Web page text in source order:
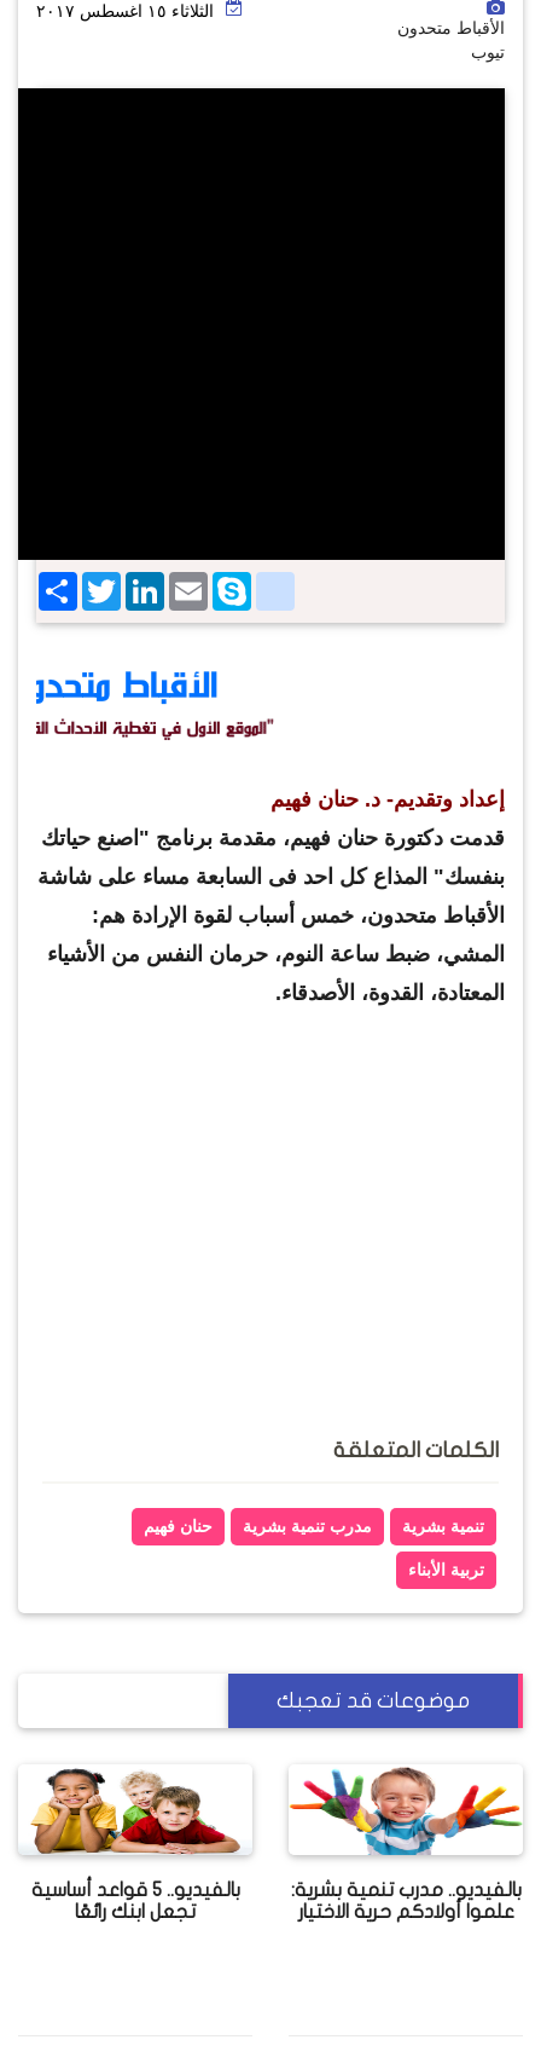
الأقباط متحدون
تيوب
الثلاثاء ١٥ اغسطس ٢٠١٧
ShareTwitterLinkedIn EmailSkype
google_bookmarks
إعداد وتقديم- د. حنان فهيم
قدمت دكتورة حنان فهيم، مقدمة برنامج "اصنع حياتك
بنفسك" المذاع كل احد فى السابعة مساء على شاشة
الأقباط متحدون، خمس أسباب لقوة الإرادة هم:
المشي، ضبط ساعة النوم، حرمان النفس من الأشياء
المعتادة، القدوة، الأصدقاء.
الكلمات المتعلقة
تنمية بشرية مدرب تنمية بشرية حنان فهيم
تربية الأبناء
موضوعات قد تعجبك
بالفيديو.. مدرب تنمية بشرية:
علموا أولادكم حرية الاختيار
بالفيديو.. 5 قواعد أساسية
تجعل ابنك رائعًا